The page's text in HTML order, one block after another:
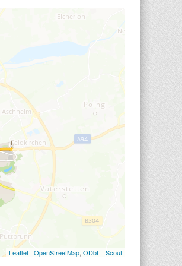
Leaflet| OpenStreetMap, ODbL | Scout